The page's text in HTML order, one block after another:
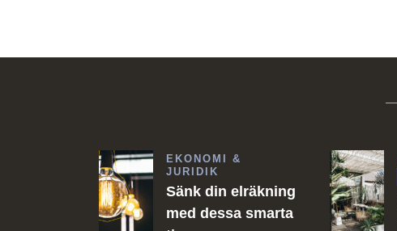
EKONOMI &
JURIDIK
Sänk din elräkning
med dessa smarta